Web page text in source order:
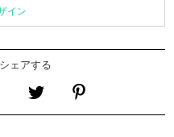
イン
ェアする